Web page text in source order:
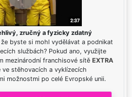
zručný a fyzicky zdatný
že byste si mohl vydělávat a podnikat
službách? Pokud ano, využijte
mezinárodní franchisové sítě EXTRA
ve stěhovacích a vyklízecích
možnostmi po celé Evropské unii.